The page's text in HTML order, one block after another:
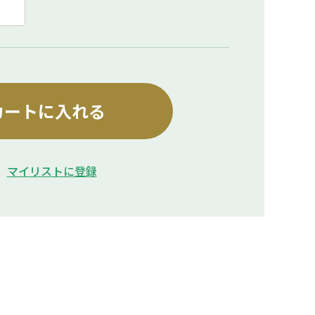
トに入れる
マイリストに登録